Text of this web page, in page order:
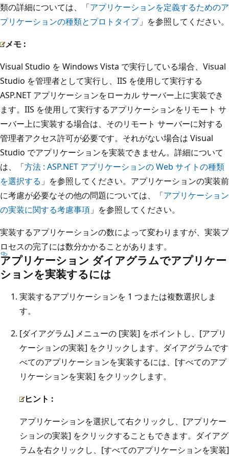
類の詳細については、「アプリケーションを定義するためのア
プリケーションの種類とプロトタイプ」を参照してください。
メモ :
Visual Studio を Windows Vista で実行している場合、Visual
Studio を管理者として実行し、IIS を使用して実行する
ASP.NET アプリケーションをローカル サーバー上に実装でき
ます。IIS を使用して実行するアプリケーションをリモート サ
ーバー上に実装する場合は、そのリモート サーバーに対する
管理者アクセス許可が必要です。それがない場合は Visual
Studio でアプリケーションを実装できません。詳細について
は、「方法 : ASP.NET アプリケーションの Web サイトの種類
を選択する 」を参照してください。アプリケーションの実装前
に考慮が必要なその他の問題については、「アプリケーション
の実装に関する考慮事項 」を参照してください。
実装するアプリケーションの数によって変わりますが、実装プ
ロセスの完了には数分かかることがあります。
アプリケーション ダイアグラムでアプリケー
ションを実装するには
実装するアプリケーションを 1 つまたは複数選択しま
す。
[ダイアグラム] メニューの [実装] をポイントし、[アプリ
ケーションの実装] をクリックします。ダイアグラムです
べてのアプリケーションを実装するには、[すべてのアプ
リケーションを実装] をクリックします。
ヒント :
アプリケーションを選択して右クリックし、[アプリケー
ションの実装] をクリックすることもできます。ダイアグ
ラムを右クリックし、[すべてのアプリケーションを実装]